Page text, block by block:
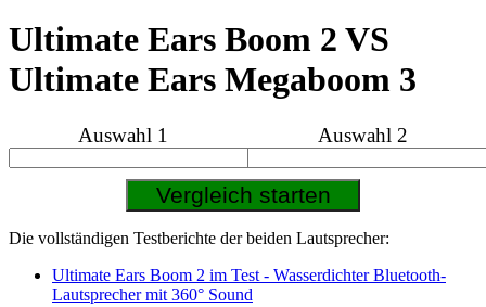
Ultimate Ears Boom 2 VS
Ultimate Ears Megaboom 3
Auswahl 1 Auswahl 2
Die vollständigen Testberichte der beiden Lautsprecher:
Ultimate Ears Boom 2 im Test - Wasserdichter Bluetooth-
Lautsprecher mit 360° Sound